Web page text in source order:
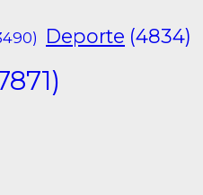
Deporte (4834)